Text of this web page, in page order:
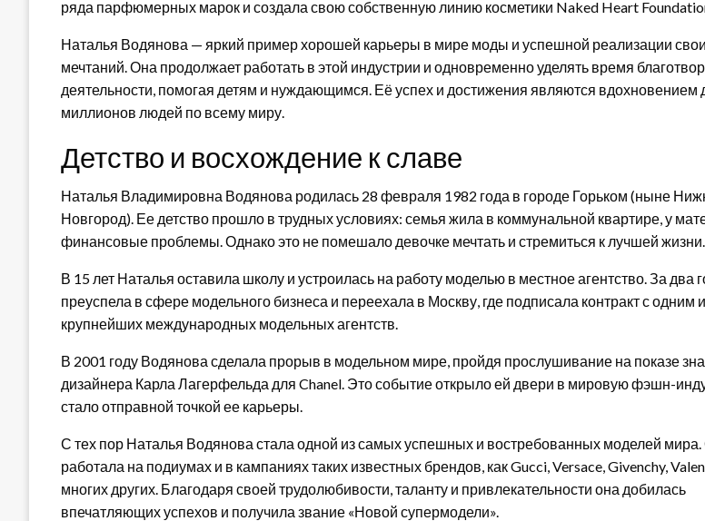
ряда парфюмерных марок и создала свою собственную линию косметики Naked Heart
Наталья Водянова — яркий пример хорошей карьеры в мире моды и успешной реализации
мечтаний. Она продолжает работать в этой индустрии и одновременно уделять время
деятельности, помогая детям и нуждающимся. Её успех и достижения являются вдохновением
миллионов людей по всему миру.
Детство и восхождение к славе
Наталья Владимировна Водянова родилась 28 февраля 1982 года в городе Горьком (ныне
Новгород). Ее детство прошло в трудных условиях: семья жила в коммунальной квартире, у
финансовые проблемы. Однако это не помешало девочке мечтать и стремиться к лучшей жизни.
В 15 лет Наталья оставила школу и устроилась на работу моделью в местное агентство. За два
преуспела в сфере модельного бизнеса и переехала в Москву, где подписала контракт с одним
крупнейших международных модельных агентств.
В 2001 году Водянова сделала прорыв в модельном мире, пройдя прослушивание на показе
дизайнера Карла Лагерфельда для Chanel. Это событие открыло ей двери в мировую фэшн-
стало отправной точкой ее карьеры.
С тех пор Наталья Водянова стала одной из самых успешных и востребованных моделей
работала на подиумах и в кампаниях таких известных брендов, как Gucci, Versace, Givenchy,
многих других. Благодаря своей трудолюбивости, таланту и привлекательности она добилась
впечатляющих успехов и получила звание «Новой супермодели».